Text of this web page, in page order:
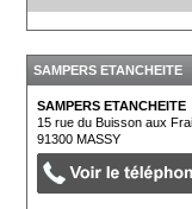
SAMPERS ETANCHEITE
SAMPERS ETANCHEITE
15 rue du Buisson aux
91300MASSY